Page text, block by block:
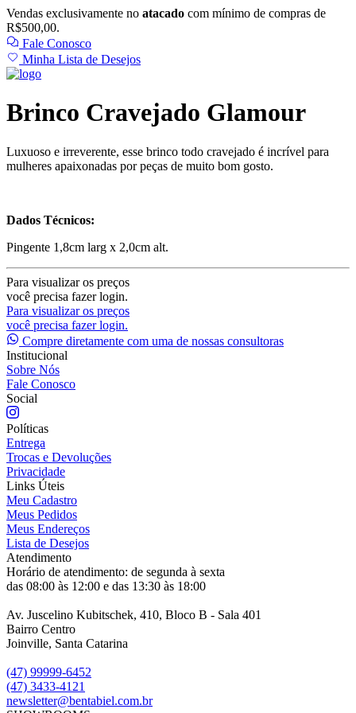
Vendas exclusivamente no atacado com mínimo de compras de
R$500,00.
Fale Conosco
Minha Lista de Desejos
Brinco Cravejado Glamour
Luxuoso e irreverente, esse brinco todo cravejado é incrível para
mulheres apaixonadas por peças de muito bom gosto.
Dados Técnicos:
Pingente 1,8cm larg x 2,0cm alt.
Para visualizar os preços
você precisa fazer login.
Para visualizar os preços
você precisa fazer login.
Compre diretamente com uma de nossas consultoras
Institucional
Sobre Nós
Fale Conosco
Social
Políticas
Entrega
Trocas e Devoluções
Privacidade
Links Úteis
Meu Cadastro
Meus Pedidos
Meus Endereços
Lista de Desejos
Atendimento
Horário de atendimento: de segunda à sexta
das 08:00 às 12:00 e das 13:30 às 18:00
Av. Juscelino Kubitschek, 410, Bloco B - Sala 401
Bairro Centro
Joinville, Santa Catarina
(47) 99999-6452
(47) 3433-4121
newsletter@bentabiel.com.br